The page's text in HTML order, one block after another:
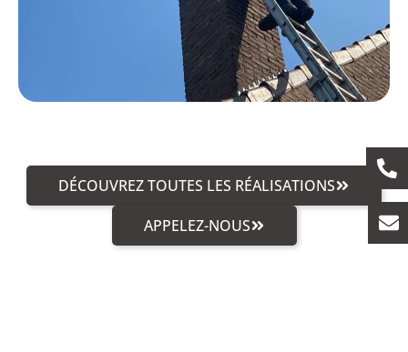
DÉCOUVREZ TOUTES LES RÉALISATIONS
APPELEZ-NOUS